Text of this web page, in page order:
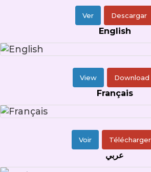
Ver Descargar
English
View Download
Français
Voir Télécharger
عربي